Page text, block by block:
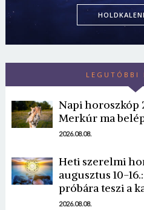
LEGUTÓBBI
Napi horoszkóp
Merkúr ma
2026.08.08.
Heti szerelmi
augusztus 10-
próbára teszi a
2026.08.08.
Borsonline
E-mail cím vagy